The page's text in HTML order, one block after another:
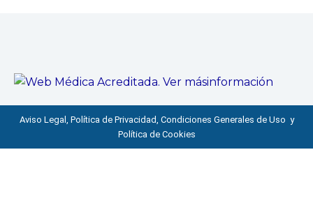
Aviso Legal, Política de Privacidad, Condiciones Generales de Uso y
Política de Cookies